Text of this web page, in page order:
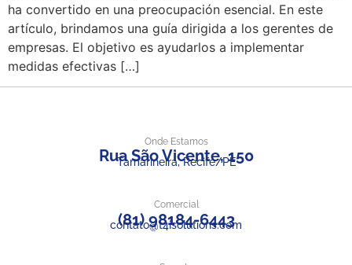
ha convertido en una preocupación esencial. En este
artículo, brindamos una guía dirigida a los gerentes de
empresas. El objetivo es ayudarlos a implementar
medidas efectivas […]
Onde Estamos
Rua São Vicente, 150
Tamarineira, Recife/PE
Comercial
(81) 98184-6443
contato@t4isolutions.com